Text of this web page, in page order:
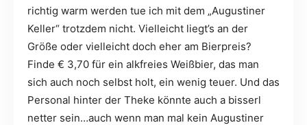
richtig warm werden tue ich mit dem „Augustiner
Keller“ trotzdem nicht. Vielleicht liegt’s an der
Größe oder vielleicht doch eher am Bierpreis?
Finde € 3,70 für ein alkfreies Weißbier, das man
sich auch noch selbst holt, ein wenig teuer. Und das
Personal hinter der Theke könnte auch a bisserl
netter sein…auch wenn man mal kein Augustiner